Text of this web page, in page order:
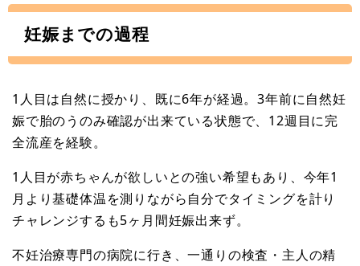
妊娠までの過程
1人目は自然に授かり、既に6年が経過。3年前に自然妊
娠で胎のうのみ確認が出来ている状態で、12週目に完
全流産を経験。
1人目が赤ちゃんが欲しいとの強い希望もあり、今年1
月より基礎体温を測りながら自分でタイミングを計り
チャレンジするも5ヶ月間妊娠出来ず。
不妊治療専門の病院に行き、一通りの検査・主人の精